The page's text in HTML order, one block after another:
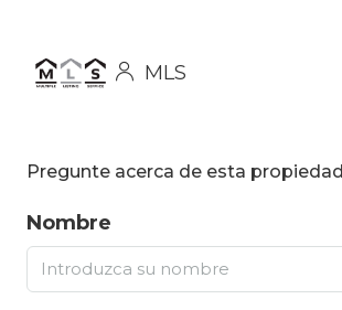
MLS
Pregunte acerca de esta propiedad
Nombre